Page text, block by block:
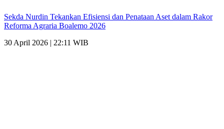
Sekda Nurdin Tekankan Efisiensi dan Penataan Aset dalam Rakor
Reforma Agraria Boalemo 2026
30 April 2026 | 22:11 WIB